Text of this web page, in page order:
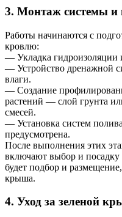
3. Монтаж системы и
Работы начинаются с
кровлю:
— Укладка гидроизоляции
— Устройство дренажной
влаги.
— Создание
растений — слой грунта
смесей.
— Установка систем
предусмотрена.
После выполнения этих
включают выбор и посадку
будет подбор и
крыша.
4. Уход за зеленой